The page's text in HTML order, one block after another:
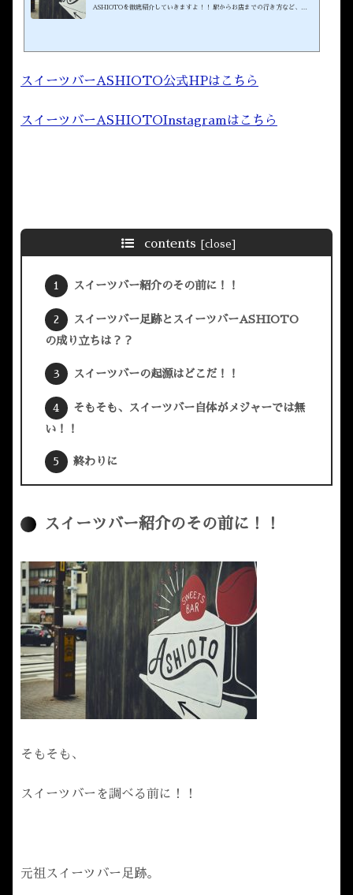
ASHIOTOを徹底紹介していきますよ！！ 駅からお店までの行き方など、ス
Oの道順それではまず、JR三宮駅からの道順を紹介します！！&nbs...
スイーツバーASHIOTO公式HPはこちら
スイーツバーASHIOTOInstagramはこちら
contents
スイーツバー紹介のその前に！！
スイーツバー足跡とスイーツバーASHIOTO
の成り立ちは？？
スイーツバーの起源はどこだ！！
そもそも、スイーツバー自体がメジャーでは無
い！！
終わりに
スイーツバー紹介のその前に！！
そもそも、
スイーツバーを調べる前に！！
元祖スイーツバー足跡。